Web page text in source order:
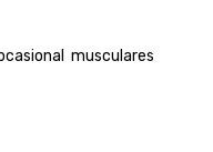
musculares